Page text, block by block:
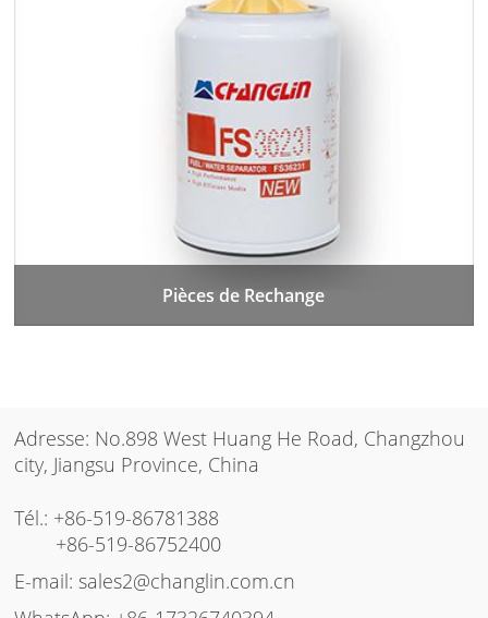
Pièces de Rechange
Adresse: No.898 West Huang He Road, Changzhou
city, Jiangsu Province, China
Tél.: +86-519-86781388
+86-519-86752400
E-mail:sales2@changlin.com.cn